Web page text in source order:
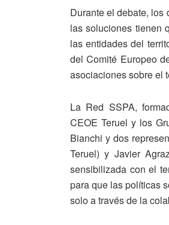
Durante el debate, los
las soluciones tienen
las entidades del
del Comité Europeo
asociaciones sobre el
La Red SSPA,
CEOE Teruel y los
Bianchi y dos
Teruel) y Javier
sensibilizada con el
para que las políticas
solo a través de la